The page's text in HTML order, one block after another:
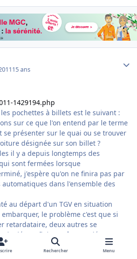
15 ans
1429194.php
pochettes à billets est le suivant :
sur ce que l'on entend par le terme
se présenter sur le quai ou se trouver
désignée sur son billet ?
il y a depuis longtemps des
sont fermées lorsque
j'espère qu'on ne finira pas par
dans l'ensemble des
au départ d'un TGV en situation
le problème c'est que si
retardataire, deux autres se
le départ finit par être coulé.
toutes portes fermées à H-2 c'est très
Rechercher Menu